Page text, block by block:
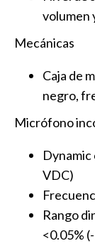
volumen
Mecánicas
Caja de
negro,
Micrófono
Dynamic
VDC)
Rango
<0.05%